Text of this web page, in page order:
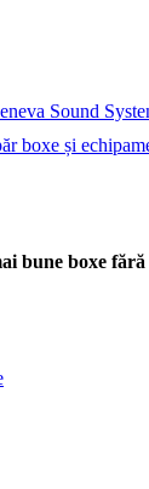
Sound
boxe și
bune boxe